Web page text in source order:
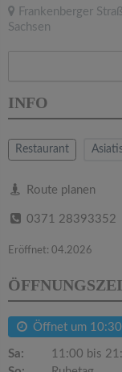
Frankenberger
Sachsen
INFO
Restaurant
Route planen
0371 28393352
Eröffnet: 04.2026
Öffnet um
Sa:
11:00 bis
e
a
v
i
t